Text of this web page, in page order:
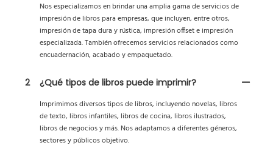
Nos especializamos en brindar una amplia gama de servicios de
impresión de libros para empresas, que incluyen, entre otros,
impresión de tapa dura y rústica, impresión offset e impresión
especializada. También ofrecemos servicios relacionados como
encuadernación, acabado y empaquetado.
2
¿Qué tipos de libros puede imprimir?
Imprimimos diversos tipos de libros, incluyendo novelas, libros
de texto, libros infantiles, libros de cocina, libros ilustrados,
libros de negocios y más. Nos adaptamos a diferentes géneros,
sectores y públicos objetivo.